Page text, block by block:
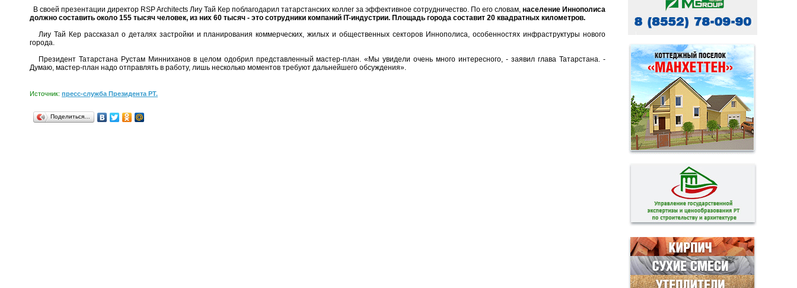
В своей презентации директор RSP Architects Лиу Тай Кер поблагодарил татарстанских коллег за эффективное сотрудничество. По его словам, население Иннополиса
должно составить около 155 тысяч человек, из них 60 тысяч - это сотрудники компаний IT-индустрии. Площадь города составит 20 квадратных километров.
Лиу Тай Кер рассказал о деталях застройки и планирования коммерческих, жилых и общественных секторов Иннополиса, особенностях инфраструктуры нового
города.
Президент Татарстана Рустам Минниханов в целом одобрил представленный мастер-план. «Мы увидели очень много интересного, - заявил глава Татарстана. -
Думаю, мастер-план надо отправлять в работу, лишь несколько моментов требуют дальнейшего обсуждения».
Источник: пресс-служба Президента РТ.
Поделиться…